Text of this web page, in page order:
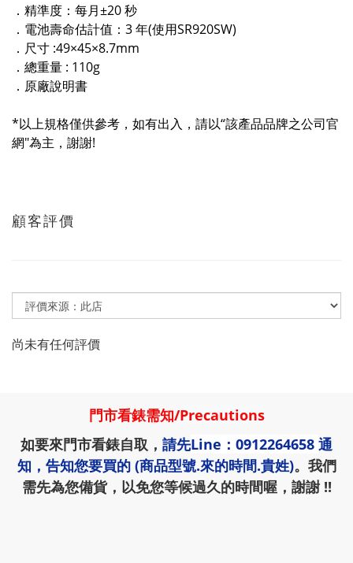
．精準度：每月±20 秒
．電池壽命估計值：3 年(使用SR920SW)
．尺寸 :49×45×8.7mm
．總重量 : 110g
．原廠說明書
*以上規格僅供參考，如有出入，請以“該產品品牌之公司官
網"為主，謝謝!
顧客評價
尚未有任何評價
門市看錶需知/Precautions
如要來門市看錶自取， 請先Line：0912264658 通
知，告知您要買的 (商品型號.來的時間.貴姓)。我們
需先為您備貨，以免您等候過久的時間喔，謝謝 !!